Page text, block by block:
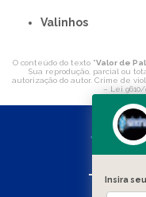
Valinhos
O conteúdo do texto "Valor de
Sua reprodução, parcial ou
autorização do autor. Crime de
– Lei
Insira